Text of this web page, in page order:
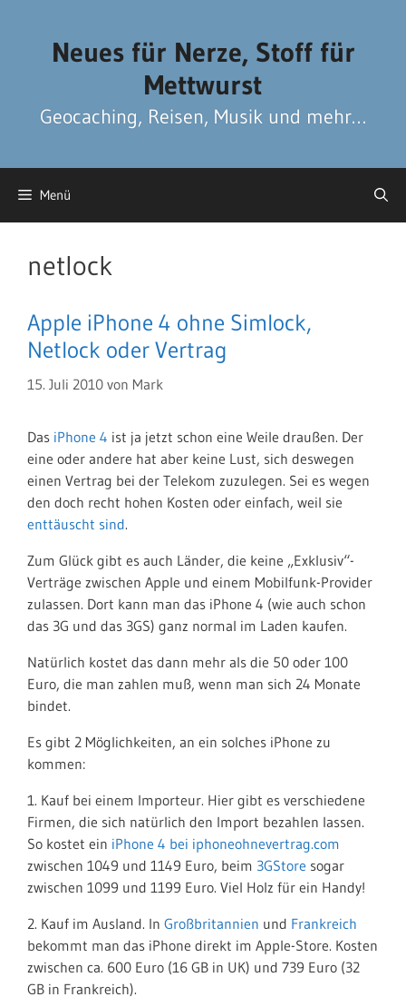
Neues für Nerze, Stoff für
Mettwurst
Geocaching, Reisen, Musik und mehr…
Menü
netlock
Apple iPhone 4 ohne Simlock,
Netlock oder Vertrag
15. Juli 2010 von Mark
Das iPhone 4 ist ja jetzt schon eine Weile draußen. Der
eine oder andere hat aber keine Lust, sich deswegen
einen Vertrag bei der Telekom zuzulegen. Sei es wegen
den doch recht hohen Kosten oder einfach, weil sie
enttäuscht sind.
Zum Glück gibt es auch Länder, die keine „Exklusiv“-
Verträge zwischen Apple und einem Mobilfunk-Provider
zulassen. Dort kann man das iPhone 4 (wie auch schon
das 3G und das 3GS) ganz normal im Laden kaufen.
Natürlich kostet das dann mehr als die 50 oder 100
Euro, die man zahlen muß, wenn man sich 24 Monate
bindet.
Es gibt 2 Möglichkeiten, an ein solches iPhone zu
kommen:
1. Kauf bei einem Importeur. Hier gibt es verschiedene
Firmen, die sich natürlich den Import bezahlen lassen.
So kostet ein iPhone 4 bei iphoneohnevertrag.com
zwischen 1049 und 1149 Euro, beim 3GStore sogar
zwischen 1099 und 1199 Euro. Viel Holz für ein Handy!
2. Kauf im Ausland. In Großbritannien und Frankreich
bekommt man das iPhone direkt im Apple-Store. Kosten
zwischen ca. 600 Euro (16 GB in UK) und 739 Euro (32
GB in Frankreich).